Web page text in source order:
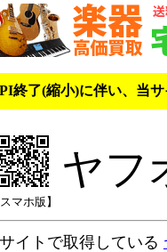
終了(縮小)に伴い、当
スマホ版】
ヤフ
サイトで取得している